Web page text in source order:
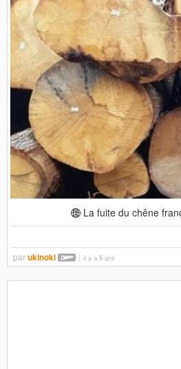
La fuite du chêne
parukinoki il y a 5 ans